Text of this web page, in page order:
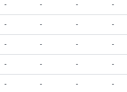
- - - -
- - - -
- - - -
- - - -
- - - -